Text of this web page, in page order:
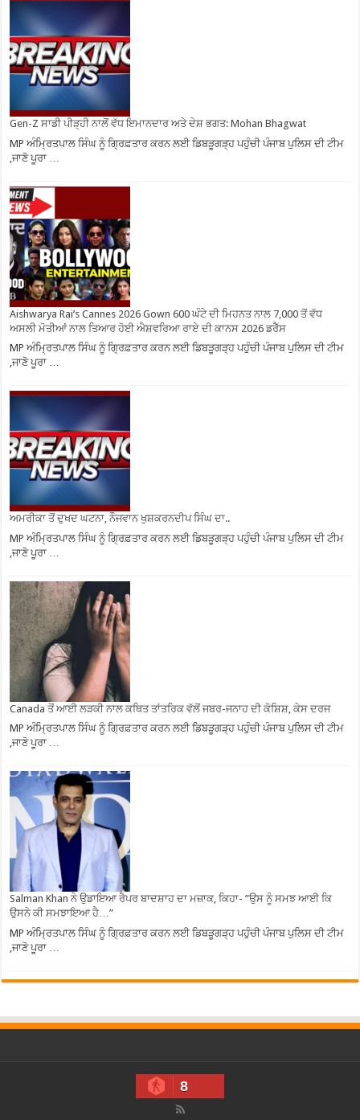
Gen-Z ਸਾਡੀ ਪੀੜ੍ਹੀ ਨਾਲੋਂ ਵੱਧ ਇਮਾਨਦਾਰ ਅਤੇ ਦੇਸ਼ ਭਗਤ: Mohan Bhagwat
MP ਅੰਮ੍ਰਿਤਪਾਲ ਸਿੰਘ ਨੂੰ ਗ੍ਰਿਫ਼ਤਾਰ ਕਰਨ ਲਈ ਡਿਬੜੂਗੜ੍ਹ ਪਹੁੰਚੀ ਪੰਜਾਬ ਪੁਲਿਸ ਦੀ ਟੀਮ
,ਜਾਣੋ ਪੂਰਾ …
Aishwarya Rai’s Cannes 2026 Gown 600 ਘੰਟੇ ਦੀ ਮਿਹਨਤ ਨਾਲ 7,000 ਤੋਂ ਵੱਧ
ਅਸਲੀ ਮੋਤੀਆਂ ਨਾਲ ਤਿਆਰ ਹੋਈ ਐਸ਼ਵਰਿਆ ਰਾਏ ਦੀ ਕਾਨਸ 2026 ਡਰੈੱਸ
MP ਅੰਮ੍ਰਿਤਪਾਲ ਸਿੰਘ ਨੂੰ ਗ੍ਰਿਫ਼ਤਾਰ ਕਰਨ ਲਈ ਡਿਬੜੂਗੜ੍ਹ ਪਹੁੰਚੀ ਪੰਜਾਬ ਪੁਲਿਸ ਦੀ ਟੀਮ
,ਜਾਣੋ ਪੂਰਾ …
ਅਮਰੀਕਾ ਤੋਂ ਦੁਖਦ ਘਟਨਾ, ਨੌਜਵਾਨ ਖੁਸ਼ਕਰਨਦੀਪ ਸਿੰਘ ਦਾ..
MP ਅੰਮ੍ਰਿਤਪਾਲ ਸਿੰਘ ਨੂੰ ਗ੍ਰਿਫ਼ਤਾਰ ਕਰਨ ਲਈ ਡਿਬੜੂਗੜ੍ਹ ਪਹੁੰਚੀ ਪੰਜਾਬ ਪੁਲਿਸ ਦੀ ਟੀਮ
,ਜਾਣੋ ਪੂਰਾ …
Canada ਤੋਂ ਆਈ ਲੜਕੀ ਨਾਲ ਕਥਿਤ ਤਾਂਤਰਿਕ ਵੱਲੋਂ ਜਬਰ-ਜਨਾਹ ਦੀ ਕੋਸ਼ਿਸ਼, ਕੇਸ ਦਰਜ
MP ਅੰਮ੍ਰਿਤਪਾਲ ਸਿੰਘ ਨੂੰ ਗ੍ਰਿਫ਼ਤਾਰ ਕਰਨ ਲਈ ਡਿਬੜੂਗੜ੍ਹ ਪਹੁੰਚੀ ਪੰਜਾਬ ਪੁਲਿਸ ਦੀ ਟੀਮ
,ਜਾਣੋ ਪੂਰਾ …
Salman Khan ਨੇ ਉਡਾਇਆ ਰੈਪਰ ਬਾਦਸ਼ਾਹ ਦਾ ਮਜ਼ਾਕ, ਕਿਹਾ- ”ਉਸ ਨੂੰ ਸਮਝ ਆਈ ਕਿ
ਉਸਨੇ ਕੀ ਸਮਝਾਇਆ ਹੈ…”
MP ਅੰਮ੍ਰਿਤਪਾਲ ਸਿੰਘ ਨੂੰ ਗ੍ਰਿਫ਼ਤਾਰ ਕਰਨ ਲਈ ਡਿਬੜੂਗੜ੍ਹ ਪਹੁੰਚੀ ਪੰਜਾਬ ਪੁਲਿਸ ਦੀ ਟੀਮ
,ਜਾਣੋ ਪੂਰਾ …
8